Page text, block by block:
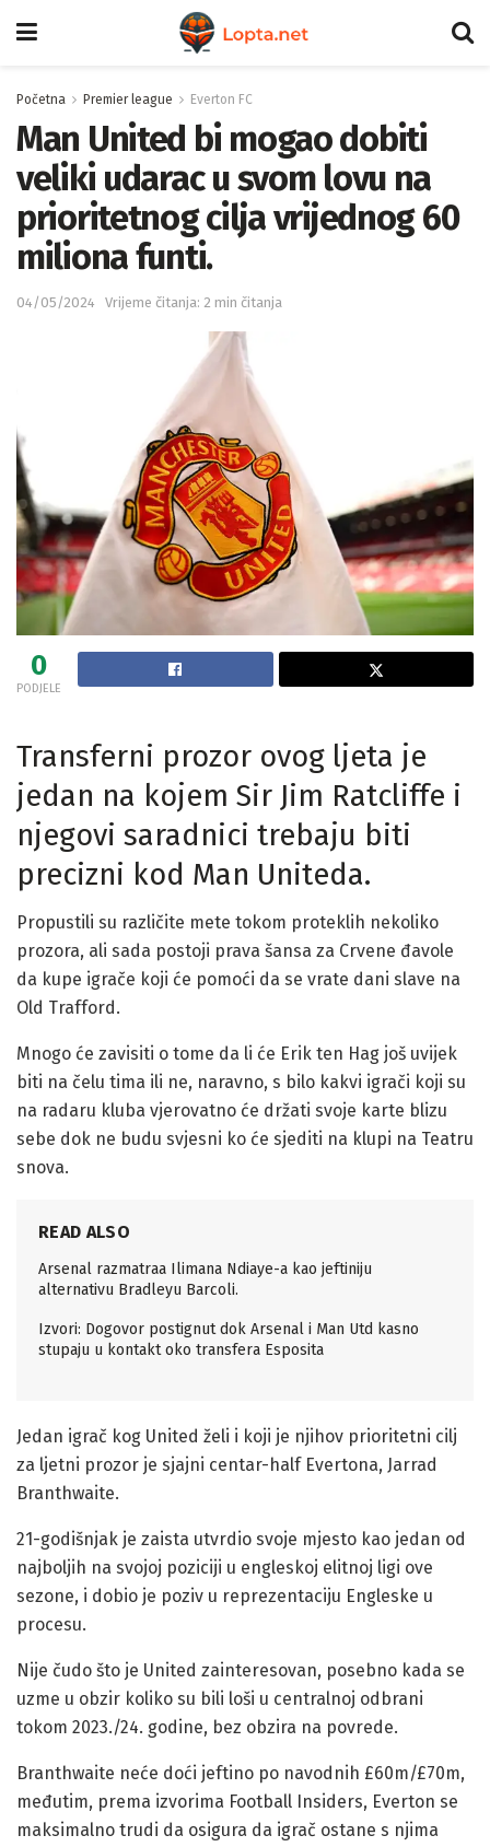
Početna Premier league Everton FC
Man United bi mogao dobiti
veliki udarac u svom lovu na
prioritetnog cilja vrijednog 60
miliona funti.
04/05/2024 Vrijeme čitanja: 2 min čitanja
0
PODJELE
Transferni prozor ovog ljeta je
jedan na kojem Sir Jim Ratcliffe i
njegovi saradnici trebaju biti
precizni kod Man Uniteda.
Propustili su različite mete tokom proteklih nekoliko
prozora, ali sada postoji prava šansa za Crvene đavole
da kupe igrače koji će pomoći da se vrate dani slave na
Old Trafford.
Mnogo će zavisiti o tome da li će Erik ten Hag još uvijek
biti na čelu tima ili ne, naravno, s bilo kakvi igrači koji su
na radaru kluba vjerovatno će držati svoje karte blizu
sebe dok ne budu svjesni ko će sjediti na klupi na Teatru
snova.
READ ALSO
Arsenal razmatraa Ilimana Ndiaye-a kao jeftiniju
alternativu Bradleyu Barcoli.
Izvori: Dogovor postignut dok Arsenal i Man Utd kasno
stupaju u kontakt oko transfera Esposita
Jedan igrač kog United želi i koji je njihov prioritetni cilj
za ljetni prozor je sjajni centar-half Evertona, Jarrad
Branthwaite.
21-godišnjak je zaista utvrdio svoje mjesto kao jedan od
najboljih na svojoj poziciji u engleskoj elitnoj ligi ove
sezone, i dobio je poziv u reprezentaciju Engleske u
procesu.
Nije čudo što je United zainteresovan, posebno kada se
uzme u obzir koliko su bili loši u centralnoj odbrani
tokom 2023./24. godine, bez obzira na povrede.
Branthwaite neće doći jeftino po navodnih £60m/£70m,
međutim, prema izvorima Football Insiders, Everton se
maksimalno trudi da osigura da igrač ostane s njima